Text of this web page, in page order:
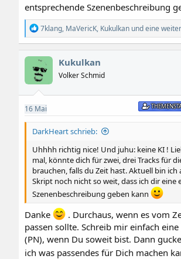
Bei Kompositionen im Auftrag ist mir, trotz
als Hobby, eine professionelle Arbeit
Auftraggeber werden professionell betreut,
werden möglichst eingehalten, die
klar und deutlich. Ich weiß, in vielen
Hobby-Projekten, ist ein verlässlicher
Wenn sich herausstellen sollte, dass es
(musikalisch oder persönlich), dann wird das
unkompliziert geregelt.
und es ist mir wichtig, das im gesamten
Kontext beizubehalten. So bleiben auch
rechtlichen Lizenz-Fragen offen.
Mehr Details findest
meiner
Referenzen und
Hier eine Auswahl an Alben und auch
anderen Auftragsarbeiten:
entsprechende Szenenbeschreibung
R
e
a
k
t
i
o
n
n
7klang, MaVericK, Kukulkan und eine
Kukulkan
Volker Schmid
16 Mai
DarkHeart schrieb:
Uhhhh richtig nice! Und juhu: keine KI !
mal, könnte dich für zwei, drei Tracks für
brauchen, falls du Zeit hast. Aktuell bin ich
Skript noch nicht so weit, dass ich dir eine
Szenenbeschreibung geben kann
Danke
. Durchaus, wenn es vom
passen sollte. Schreib mir einfach
(PN), wenn Du soweit bist. Dann
ich was passendes für Dich machen